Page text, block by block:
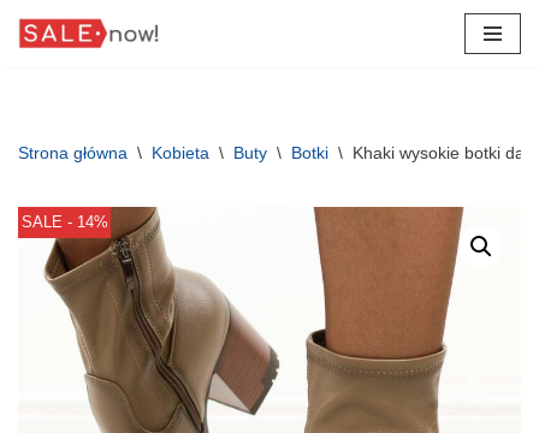
Strona główna \ Kobieta \ Buty \ Botki \ Khaki wysokie botki
SALE - 14%